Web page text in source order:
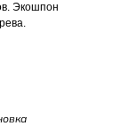
Экошпон